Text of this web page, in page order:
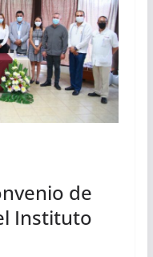
de
Instituto